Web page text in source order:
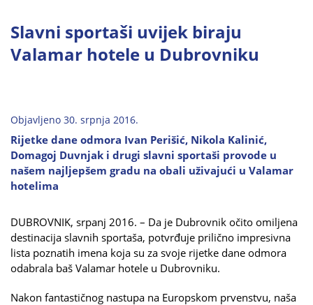
Slavni sportaši uvijek biraju
Valamar hotele u Dubrovniku
Objavljeno 30. srpnja 2016.
Rijetke dane odmora Ivan Perišić, Nikola Kalinić,
Domagoj Duvnjak i drugi slavni sportaši provode u
našem najljepšem gradu na obali uživajući u Valamar
hotelima
DUBROVNIK, srpanj 2016. – Da je Dubrovnik očito omiljena
destinacija slavnih sportaša, potvrđuje prilično impresivna
lista poznatih imena koja su za svoje rijetke dane odmora
odabrala baš Valamar hotele u Dubrovniku.
Nakon fantastičnog nastupa na Europskom prvenstvu, naša